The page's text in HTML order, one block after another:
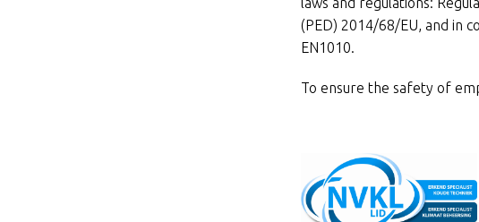
(PED) 2014/68/EU, and in
EN1010.
To ensure the safety of